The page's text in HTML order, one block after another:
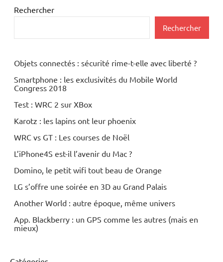
Inclassables
Rechercher
Rechercher
Objets connectés : sécurité rime-t-elle avec liberté ?
Smartphone : les exclusivités du Mobile World
Congress 2018
Test : WRC 2 sur XBox
Karotz : les lapins ont leur phoenix
WRC vs GT : Les courses de Noël
L’iPhone4S est-il l’avenir du Mac ?
Domino, le petit wifi tout beau de Orange
LG s’offre une soirée en 3D au Grand Palais
Another World : autre époque, même univers
App. Blackberry : un GPS comme les autres (mais en
mieux)